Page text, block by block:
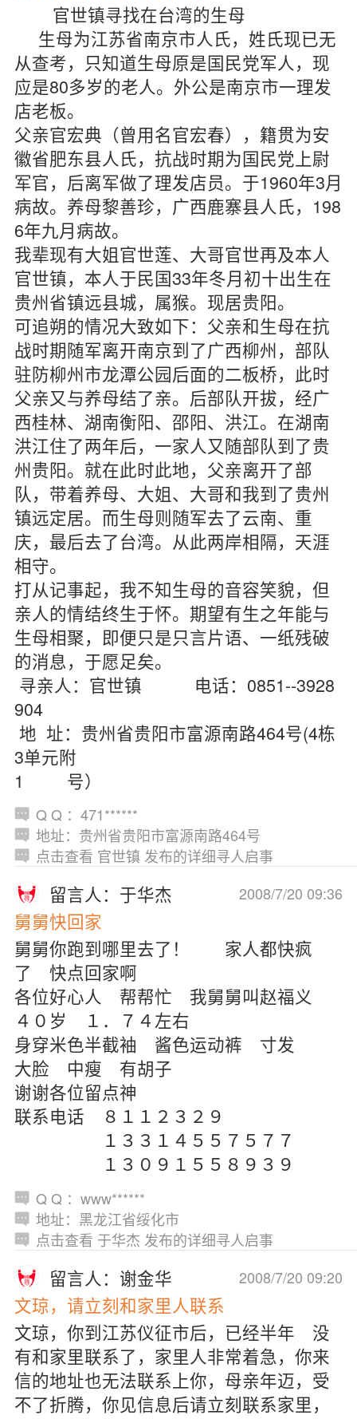
官世镇寻找在台湾的生母
生母为江苏省南京市人氏，姓氏现已无
从查考，只知道生母原是国民党军人，现
应是80多岁的老人。外公是南京市一理发
店老板。
父亲官宏典（曾用名官宏春），籍贯为安
徽省肥东县人氏，抗战时期为国民党上尉
军官，后离军做了理发店员。于1960年3月
病故。养母黎善珍，广西鹿寨县人氏，198
6年九月病故。
我辈现有大姐官世莲、大哥官世再及本人
官世镇，本人于民国33年冬月初十出生在
贵州省镇远县城，属猴。现居贵阳。
可追朔的情况大致如下：父亲和生母在抗
战时期随军离开南京到了广西柳州，部队
驻防柳州市龙潭公园后面的二板桥，此时
父亲又与养母结了亲。后部队开拔，经广
西桂林、湖南衡阳、邵阳、洪江。在湖南
洪江住了两年后，一家人又随部队到了贵
州贵阳。就在此时此地，父亲离开了部
队，带着养母、大姐、大哥和我到了贵州
镇远定居。而生母则随军去了云南、重
庆，最后去了台湾。从此两岸相隔，天涯
相守。
打从记事起，我不知生母的音容笑貌，但
亲人的情结终生于怀。期望有生之年能与
生母相聚，即便只是只言片语、一纸残破
的消息，于愿足矣。
寻亲人：官世镇 电话：0851--3928
904
地 址：贵州省贵阳市富源南路464号(4栋
3单元附
1 号）
Q Q ：471******
地址：贵州省贵阳市富源南路464号
点击查看 官世镇 发布的详细寻人启事
2008/7/20 09:36
留言人：于华杰
舅舅快回家
舅舅你跑到哪里去了！ 家人都快疯
了 快点回家啊
各位好心人 帮帮忙 我舅舅叫赵福义
４０岁 １．７４左右
身穿米色半截袖 酱色运动裤 寸发
大脸 中瘦 有胡子
谢谢各位留点神
联系电话 ８１１２３２９
１３３１４５５７５７７
１３０９１５５８９３９
Q Q ：www******
地址：黑龙江省绥化市
点击查看 于华杰 发布的详细寻人启事
2008/7/20 09:20
留言人：谢金华
文琼，请立刻和家里人联系
文琼，你到江苏仪征市后，已经半年 没
有和家里联系了，家里人非常着急，你来
信的地址也无法联系上你，母亲年迈，受
不了折腾，你见信息后请立刻联系家里，